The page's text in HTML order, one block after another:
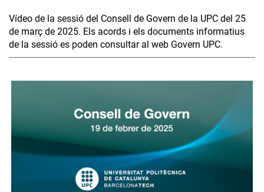
Vídeo de la sessió del Consell de Govern de la UPC del 25
de març de 2025. Els acords i els documents informatius
de la sessió es poden consultar al web Govern UPC.